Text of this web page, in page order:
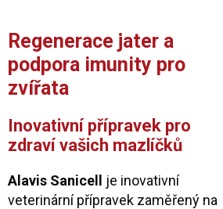
Regenerace jater a
podpora imunity pro
zvířata
Inovativní přípravek pro
zdraví vašich mazlíčků
Alavis Sanicell
je inovativní
veterinární přípravek zaměřený na